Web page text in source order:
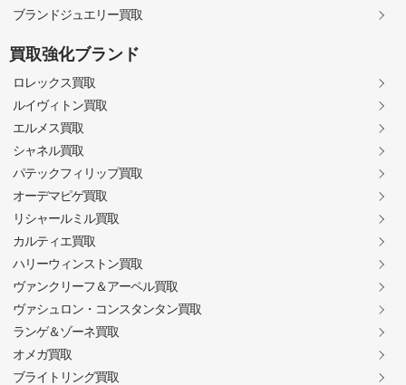
ブランドジュエリー買取
買取強化ブランド
ロレックス買取
ルイヴィトン買取
エルメス買取
シャネル買取
パテックフィリップ買取
オーデマピゲ買取
リシャールミル買取
カルティエ買取
ハリーウィンストン買取
ヴァンクリーフ＆アーペル買取
ヴァシュロン・コンスタンタン買取
ランゲ＆ゾーネ買取
オメガ買取
ブライトリング買取